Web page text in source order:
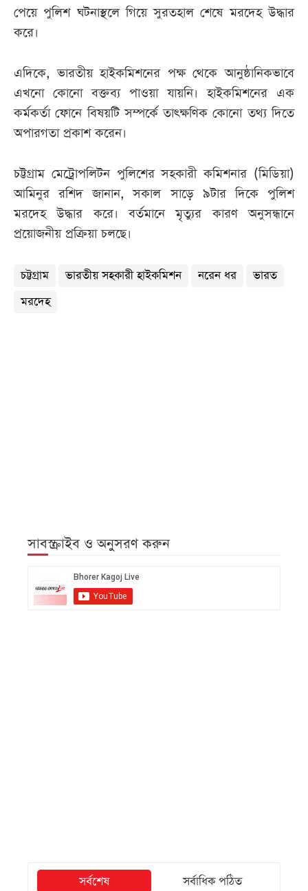
পেয়ে পুলিশ ঘটনাস্থলে গিয়ে সুরতহাল শেষে মরদেহ উদ্ধার
করে।
এদিকে, ভারতীয় হাইকমিশনের পক্ষ থেকে আনুষ্ঠানিকভাবে
এখনো কোনো বক্তব্য পাওয়া যায়নি। হাইকমিশনের এক
কর্মকর্তা ফোনে বিষয়টি সম্পর্কে তাৎক্ষণিক কোনো তথ্য দিতে
অপারগতা প্রকাশ করেন।
চট্টগ্রাম মেট্রোপলিটন পুলিশের সহকারী কমিশনার (মিডিয়া)
আমিনুর রশিদ জানান, সকাল সাড়ে ৯টার দিকে পুলিশ
মরদেহ উদ্ধার করে। বর্তমানে মৃত্যুর কারণ অনুসন্ধানে
প্রয়োজনীয় প্রক্রিয়া চলছে।
চট্টগ্রাম ভারতীয় সহকারী হাইকমিশন নরেন ধর
ভারত
মরদেহ
সাবস্ক্রাইব ও অনুসরণ করুন
সর্বশেষ
সর্বাধিক পঠিত